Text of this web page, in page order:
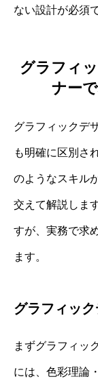
ない設計が必須
グラフィ
ナー
グラフィックデ
も明確に区別さ
のようなスキル
交えて解説しま
すが、実務で求
ます。
グラフィッ
まずグラフィッ
には、色彩理論